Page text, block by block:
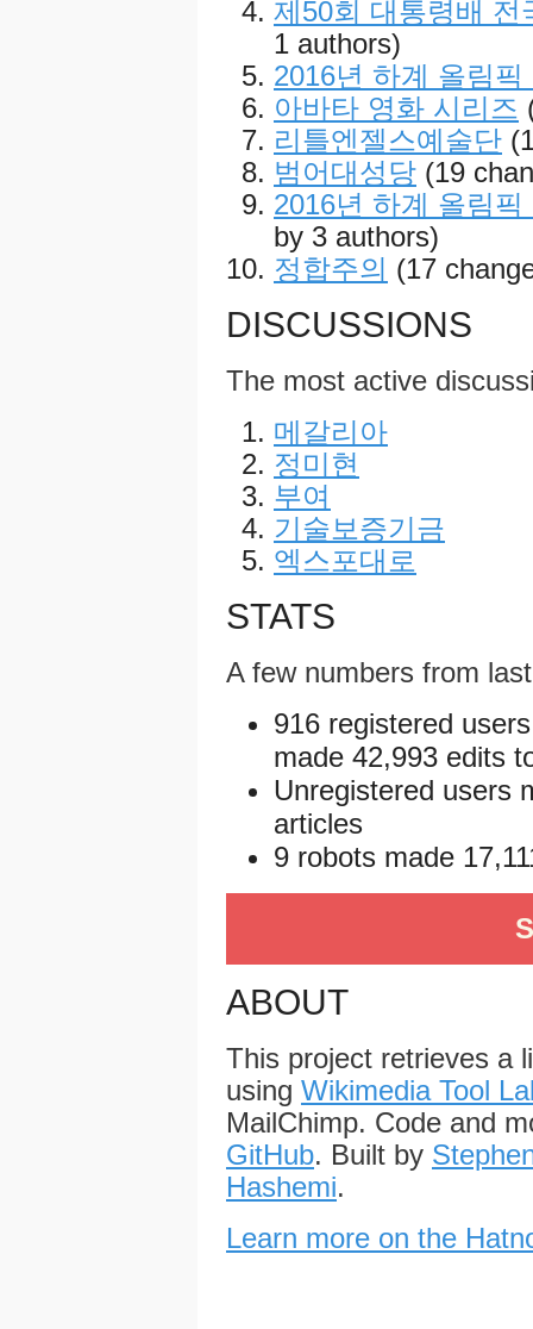
제50회 대통령배 전
1 authors)
2016년 하계 올림픽
아바타 영화 시리즈
리틀엔젤스예술단
범어대성당 (19
2016년 하계 올림
by 3 authors)
정합주의 (17
DISCUSSIONS
The most active
메갈리아
정미현
부여
기술보증기금
엑스포대로
STATS
A few numbers from
916 registered
made 42,993 edits
Unregistered users
articles
9 robots made
ABOUT
This project retrieves a
using Wikimedia Tool
MailChimp. Code and
GitHub. Built by
Hashemi.
Learn more on the